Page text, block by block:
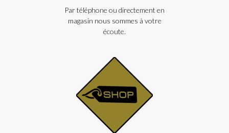
Par téléphone ou directement en
magasin nous sommes à votre
écoute.